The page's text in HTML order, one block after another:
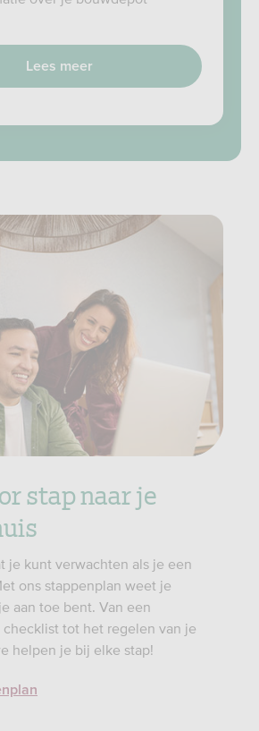
Lees meer
stap naar je
je kunt verwachten als je een
ons stappenplan weet je
aan toe bent. Van een
tot het regelen van je
helpen je bij elke stap!